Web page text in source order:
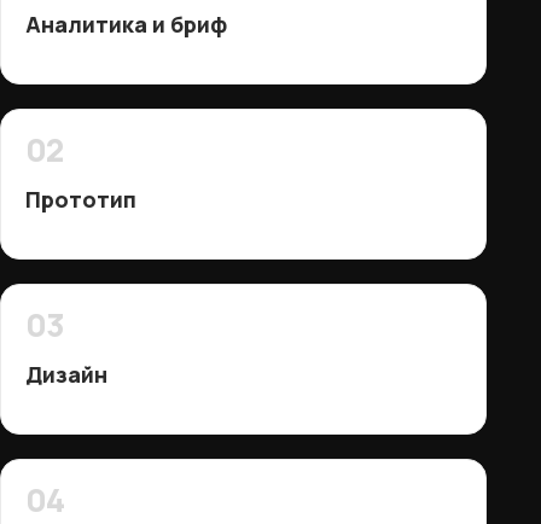
Аналитика и бриф
02
Прототип
03
Дизайн
04